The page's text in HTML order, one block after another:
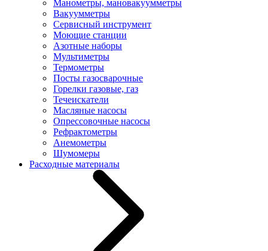
Манометры, мановакуумметры
Вакуумметры
Сервисный инструмент
Моющие станции
Азотные наборы
Мультиметры
Термометры
Посты газосварочные
Горелки газовые, газ
Течеискатели
Масляные насосы
Опрессовочные насосы
Рефрактометры
Анемометры
Шумомеры
Расходные материалы